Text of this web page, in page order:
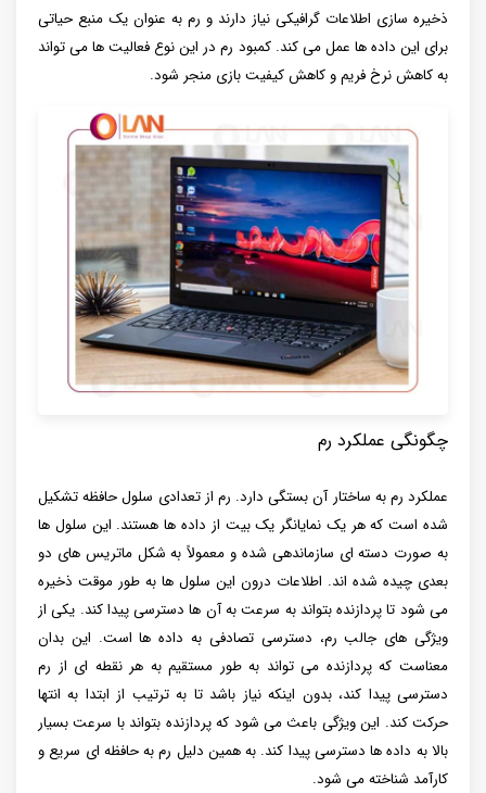
ذخیره سازی اطلاعات گرافیکی نیاز دارند و رم به عنوان یک منبع حیاتی
برای این داده ها عمل می کند. کمبود رم در این نوع فعالیت ها می تواند
به کاهش نرخ فریم و کاهش کیفیت بازی منجر شود.
چگونگی عملکرد رم
عملکرد رم به ساختار آن بستگی دارد. رم از تعدادی سلول حافظه تشکیل
شده است که هر یک نمایانگر یک بیت از داده ها هستند. این سلول ها
به صورت دسته ای سازماندهی شده و معمولاً به شکل ماتریس های دو
بعدی چیده شده اند. اطلاعات درون این سلول ها به طور موقت ذخیره
می شود تا پردازنده بتواند به سرعت به آن ها دسترسی پیدا کند. یکی از
ویژگی های جالب رم، دسترسی تصادفی به داده ها است. این بدان
معناست که پردازنده می تواند به طور مستقیم به هر نقطه ای از رم
دسترسی پیدا کند، بدون اینکه نیاز باشد تا به ترتیب از ابتدا به انتها
حرکت کند. این ویژگی باعث می شود که پردازنده بتواند با سرعت بسیار
بالا به داده ها دسترسی پیدا کند. به همین دلیل رم به حافظه ای سریع و
کارآمد شناخته می شود.